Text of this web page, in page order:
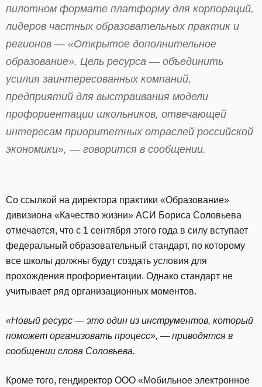
пилотном формате платформу для корпораций,
лидеров частных образовательных практик и
регионов — «Открытое дополнительное
образование». Цель ресурса — объединить
усилия заинтересованных компаний,
предприятий для выстраивания модели
профориентации школьников, отвечающей
интересам приоритетных отраслей российской
экономики», — говорится в сообщении.
Со ссылкой на директора практики «Образование»
дивизиона «Качество жизни» АСИ Бориса Соловьева
отмечается, что с 1 сентября этого года в силу вступает
федеральный образовательный стандарт, по которому
все школы должны будут создать условия для
прохождения профориентации. Однако стандарт не
учитывает ряд организационных моментов.
«Новый ресурс — это один из инструментов, который
поможет организовать процесс», — приводятся в
сообщении слова Соловьева.
Кроме того, гендиректор OOO «Мобильное электронное